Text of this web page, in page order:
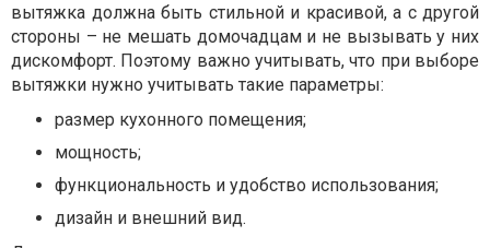
вытяжка должна быть стильной и красивой, а с другой
стороны – не мешать домочадцам и не вызывать у них
дискомфорт. Поэтому важно учитывать, что при выборе
вытяжки нужно учитывать такие параметры:
размер кухонного помещения;
мощность;
функциональность и удобство использования;
дизайн и внешний вид.